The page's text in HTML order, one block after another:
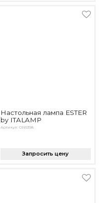
Настольная лампа ESTER
by ITALAMP
Артикул: ON5398
Запросить цену